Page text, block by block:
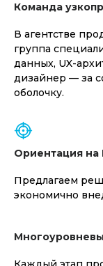
Команда
В агентстве
группа
данных, UX-
дизайнер — за
оболочку.
Ориентация на
Предлагаем
экономично